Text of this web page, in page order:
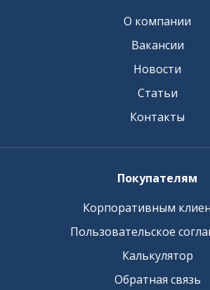
О компании
Вакансии
Новости
Статьи
Контакты
Покупателям
Корпоративным
Пользовательское
Калькулятор
Обратная связь